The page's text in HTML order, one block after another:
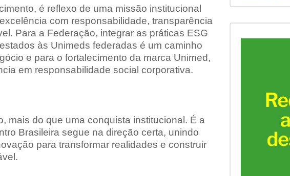
é reflexo de uma missão institucional
com responsabilidade, transparência
Para a Federação, integrar as práticas ESG
às Unimeds federadas é um caminho
e para o fortalecimento da marca Unimed,
em responsabilidade social corporativa.
mais do que uma conquista institucional. É a
Brasileira segue na direção certa, unindo
para transformar realidades e construir